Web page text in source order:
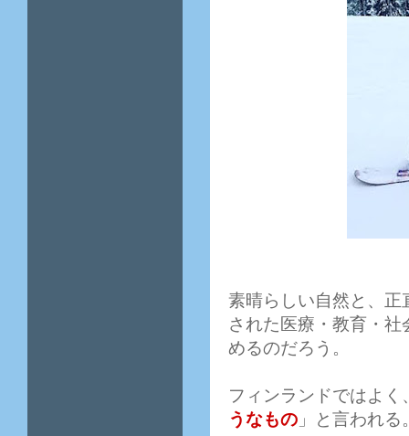
素晴らしい自然と、
された医療・教育・
めるのだろう。
フィンランドではよく
うなもの 」と言われ